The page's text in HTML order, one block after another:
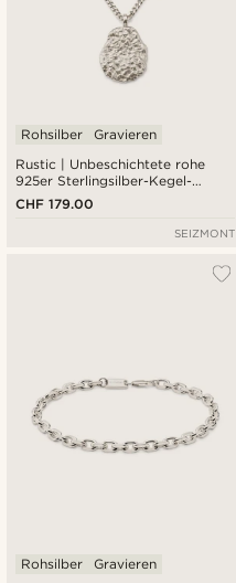
Rustic | Unbeschichtete rohe
925er Sterlingsilber-Kegel-
Halskette
Rohsilber Gravieren
CHF 179.00
SEIZMONT
Rohsilber Gravieren